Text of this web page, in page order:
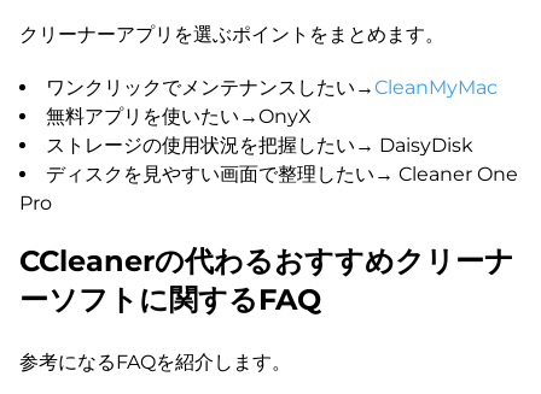
クリーナーアプリを選ぶポイントをまとめます。
ワンクリックでメンテナンスしたい→CleanMyMac
無料アプリを使いたい→OnyX
ストレージの使用状況を把握したい→ DaisyDisk
ディスクを見やすい画面で整理したい→ Cleaner One
Pro
CCleanerの代わるおすすめクリーナ
ーソフトに関するFAQ
参考になるFAQを紹介します。